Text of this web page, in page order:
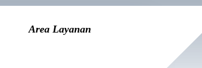
Area Layanan